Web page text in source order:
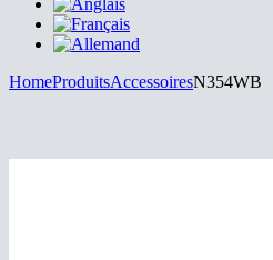
HomeProduitsAccessoiresN354WB